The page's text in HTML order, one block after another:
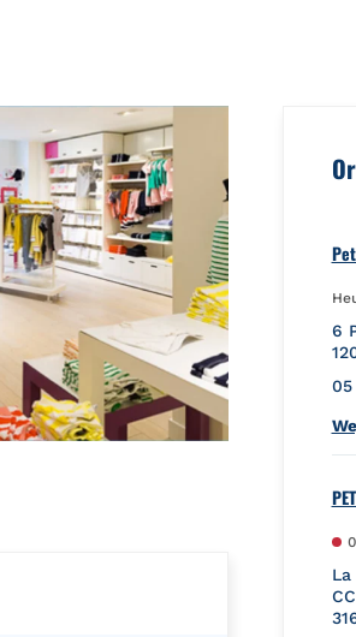
6
05